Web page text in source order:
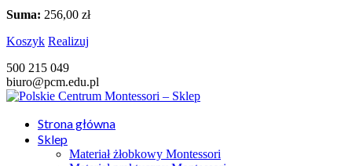
Suma: 256,00 zł
Koszyk Realizuj
500 215 049
biuro@pcm.edu.pl
Strona główna
Sklep
Materiał żłobkowy Montessori